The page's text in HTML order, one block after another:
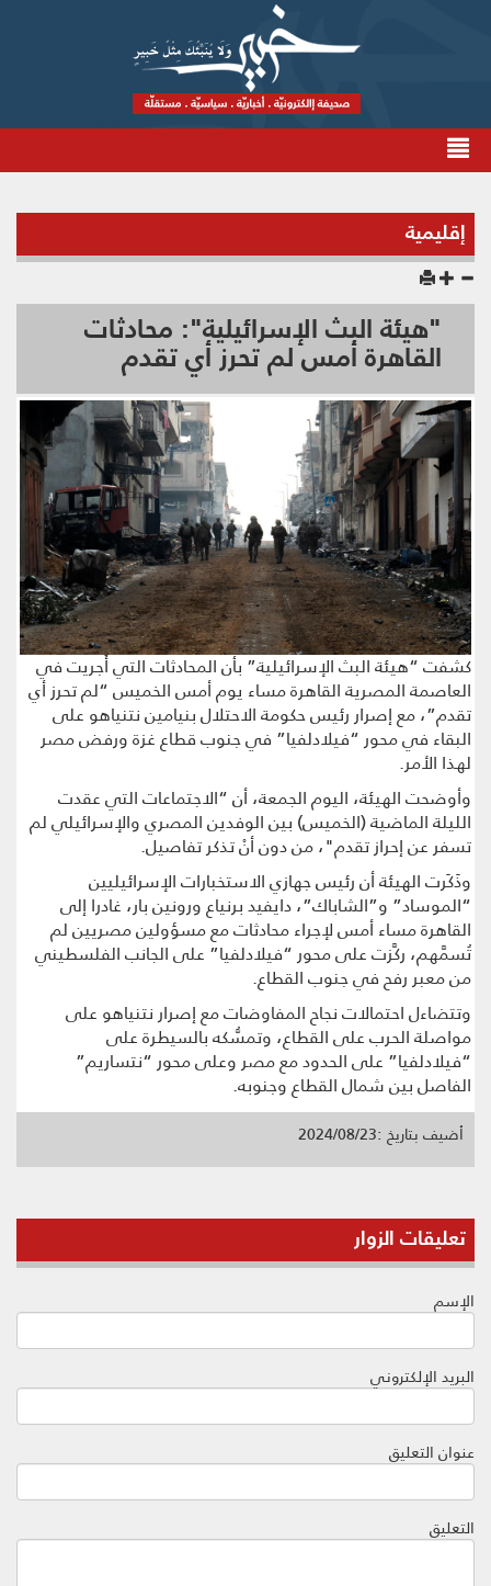
إقليمية
"هيئة البث الإسرائيلية": محادثات
القاهرة أمس لم تحرز أي تقدم
كشفت “هيئة البث الإسرائيلية” بأن المحادثات التي أُجريت في
العاصمة المصرية القاهرة مساء يوم أمس الخميس “لم تحرز أي
تقدم”، مع إصرار رئيس حكومة الاحتلال بنيامين نتنياهو على
البقاء في محور “فيلادلفيا” في جنوب قطاع غزة ورفض مصر
لهذا الأمر.
وأوضحت الهيئة، اليوم الجمعة، أن “الاجتماعات التي عقدت
الليلة الماضية (الخميس) بين الوفدين المصري والإسرائيلي لم
تسفر عن إحراز تقدم"، من دون أنْ تذكر تفاصيل.
وذَكَرت الهيئة أن رئيس جهازي الاستخبارات الإسرائيليين
“الموساد” و”الشاباك”، دايفيد برنياع ورونين بار، غادرا إلى
القاهرة مساء أمس لإجراء محادثات مع مسؤولين مصريين لم
تُسمَّهم، ركَّزت على محور “فيلادلفيا” على الجانب الفلسطيني
من معبر رفح في جنوب القطاع.
وتتضاءل احتمالات نجاح المفاوضات مع إصرار نتنياهو على
مواصلة الحرب على القطاع، وتمسُّكه بالسيطرة على
“فيلادلفيا” على الحدود مع مصر وعلى محور “نتساريم”
الفاصل بين شمال القطاع وجنوبه.
أضيف بتاريخ :2024/08/23
تعليقات الزوار
الإسم
البريد الإلكتروني
عنوان التعليق
التعليق